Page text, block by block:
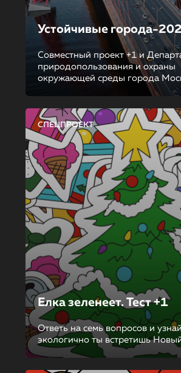
Устойчивые города-
Совместный проект +1 и
природопользования и охраны
окружающей среды города
СПЕЦПРОЕКТ
Елка зеленеет. Тест +1
Ответь на семь вопросов и
экологично ты встретишь